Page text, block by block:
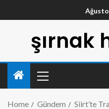
şırnak
Home Gündem Siirt’te